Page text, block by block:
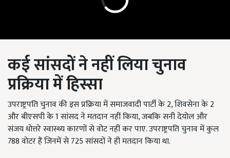
कई सांसदों ने नहीं लिया चुनाव
प्रक्रिया में हिस्सा
उपराष्ट्रपति चुनाव की इस प्रक्रिया में समाजवादी पार्टी के 2, शिवसेना के 2
और बीएसपी के 1 सांसद ने मतदान नहीं किया, जबकि सनी देयोल और
संजय धोत्तरे स्वास्थ्य कारणों से वोट नहीं कर पाए. उपराष्ट्रपति चुनाव में कुल
788 वोटर हैं जिनमें से 725 सांसदों ने ही मतदान किया था.